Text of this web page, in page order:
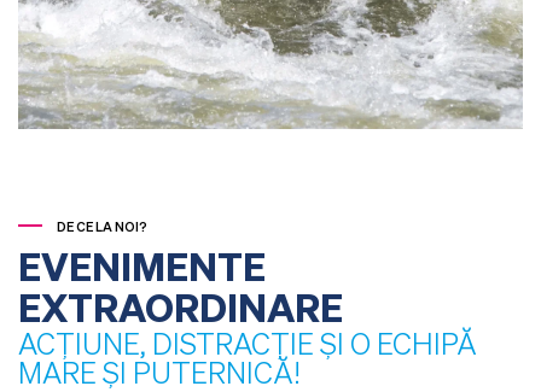
DE CE LA NOI?
EVENIMENTE
EXTRAORDINARE
ACȚIUNE, DISTRACȚIE ȘI O ECHIPĂ
MARE ȘI PUTERNICĂ!